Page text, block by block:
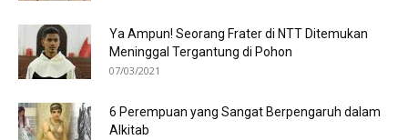
Ya Ampun! Seorang Frater di NTT Ditemukan
Meninggal Tergantung di Pohon
07/03/2021
6 Perempuan yang Sangat Berpengaruh dalam
Alkitab